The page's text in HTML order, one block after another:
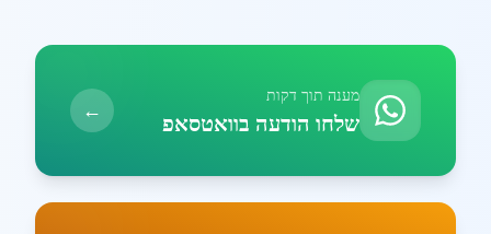
מענה תוך דקות
שלחו הודעה בוואטסאפ ←